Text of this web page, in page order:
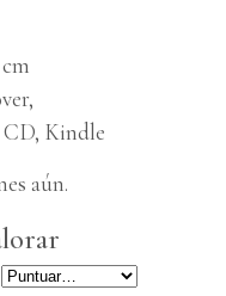
cm
Kindle
aún.